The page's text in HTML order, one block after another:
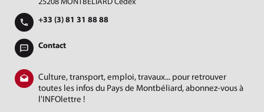
25208 MONTBÉLIARD Cedex
+33 (3) 81 31 88 88
Contact
Culture, transport, emploi, travaux... pour retrouver
toutes les infos du Pays de Montbéliard, abonnez-vous à
l'INFOlettre !